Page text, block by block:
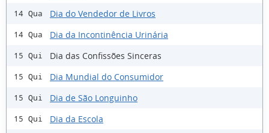
14 Qua Dia do Vendedor de Livros
14 Qua Dia da Incontinência Urinária
15 Qui Dia das Confissões Sinceras
15 Qui Dia Mundial do Consumidor
15 Qui Dia de São Longuinho
15 Qui Dia da Escola